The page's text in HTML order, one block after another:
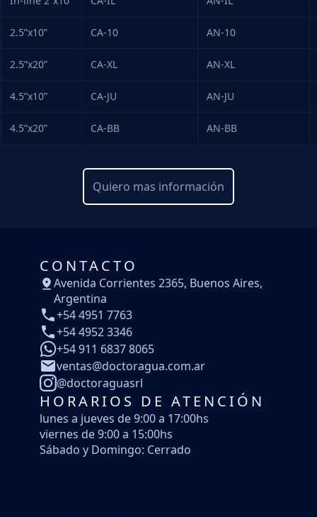
2.5”x10” CA-10 AN-10
2.5”x20” CA-XL AN-XL
4.5”x10” CA-JU AN-JU
4.5”x20” CA-BB AN-BB
Quiero mas información
CONTACTO
Avenida Corrientes 2365, Buenos Aires,
Argentina
+54 4951 7763
+54 4952 3346
+54 911 6837 8065
ventas@doctoragua.com.ar
@doctoraguasrl
HORARIOS DE ATENCIÓN
lunes a jueves de 9:00 a 17:00hs
viernes de 9:00 a 15:00hs
Sábado y Domingo: Cerrado